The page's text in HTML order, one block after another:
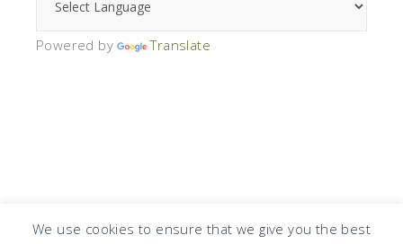
We use cookies to ensure that we give you the best
Powered by Translate